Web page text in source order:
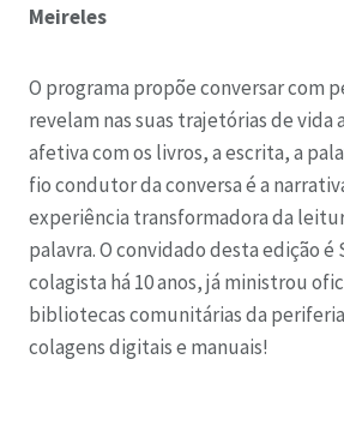
Meireles
O programa propõe conversar com
revelam nas suas trajetórias de vida
afetiva com os livros, a escrita, a
fio condutor da conversa é a
experiência transformadora da
palavra. O convidado desta edição é
colagista há 10 anos, já ministrou
bibliotecas comunitárias da
colagens digitais e manuais!